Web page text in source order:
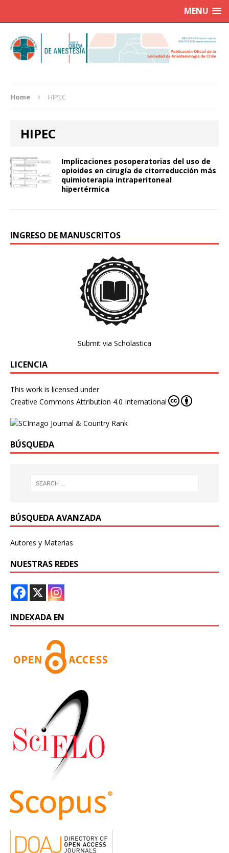
MENU
Home HIPEC
HIPEC
Implicaciones posoperatorias del uso de
opioides en cirugía de citorreducción más
quimioterapia intraperitoneal
hipertérmica
INGRESO DE MANUSCRITOS
Submit via Scholastica
LICENCIA
This work is licensed under
Creative Commons Attribution 4.0 International
BÚSQUEDA
BÚSQUEDA AVANZADA
Autores y Materias
NUESTRAS REDES
INDEXADA EN